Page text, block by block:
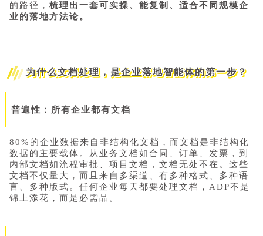
的路径， 梳理出一套可实操、能复制、适合不同规模企
业的落地方法论。
为什么文档处理，是企业落地智能体的第一步？
普遍性：所有企业都有文档
80%的企业数据来自非结构化文档，而文档是非结构化
数据的主要载体。从业务文档如合同、订单、发票，到
内部文档如流程审批、项目文档，文档无处不在。这些
文档不仅量大，而且来自多渠道、有多种格式、多种语
言、多种版式。任何企业每天都要处理文档，ADP不是
锦上添花，而是必需品。